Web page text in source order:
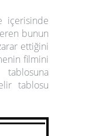
içerisinde
bunun
ettiğini
filmini
tablosu